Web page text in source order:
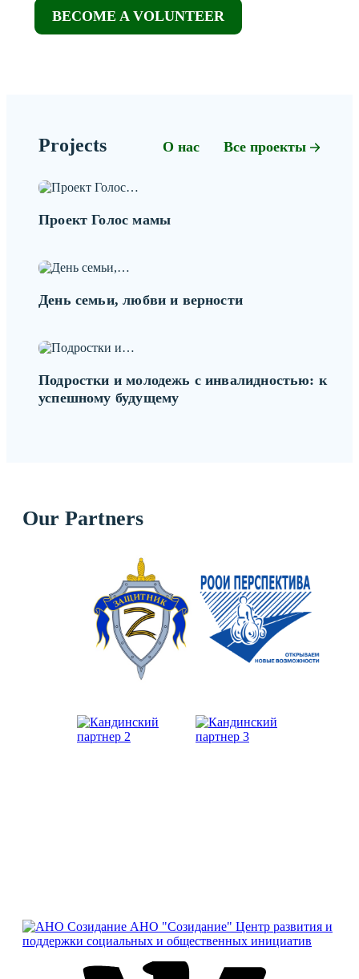
BECOME A VOLUNTEER
Projects О нас Все проекты
Проект Голос мамы
День семьи, любви и верности
Подростки и молодежь с инвалидностью: к
успешному будущему
Our Partners
АНО "Созидание" Центр развития и
поддержки социальных и общественных инициатив